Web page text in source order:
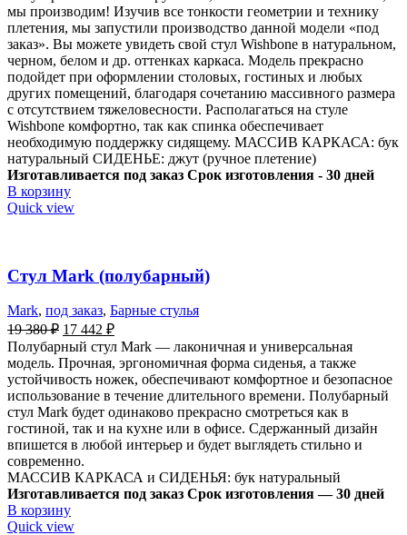
мы производим! Изучив все тонкости геометрии и технику
плетения, мы запустили производство данной модели «под
заказ». Вы можете увидеть свой стул Wishbone в натуральном,
черном, белом и др. оттенках каркаса. Модель прекрасно
подойдет при оформлении столовых, гостиных и любых
других помещений, благодаря сочетанию массивного размера
с отсутствием тяжеловесности. Располагаться на стуле
Wishbone комфортно, так как спинка обеспечивает
необходимую поддержку сидящему. МАССИВ КАРКАСА: бук
натуральный СИДЕНЬЕ: джут (ручное плетение)
Изготавливается под заказ Срок изготовления - 30 дней
В корзину
Quick view
Стул Mark (полубарный)
Mark, под заказ, Барные стулья
19 380₽ 17 442 ₽
Полубарный стул Mark — лаконичная и универсальная
модель. Прочная, эргономичная форма сиденья, а также
устойчивость ножек, обеспечивают комфортное и безопасное
использование в течение длительного времени. Полубарный
стул Mark будет одинаково прекрасно смотреться как в
гостиной, так и на кухне или в офисе. Сдержанный дизайн
впишется в любой интерьер и будет выглядеть стильно и
современно.
МАССИВ КАРКАСА и СИДЕНЬЯ: бук натуральный
Изготавливается под заказ Срок изготовления — 30 дней
В корзину
Quick view